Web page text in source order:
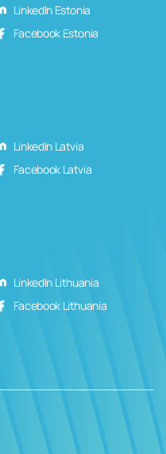
LinkedIn Estonia
Facebook Estonia
LinkedIn Latvia
Facebook Latvia
LinkedIn Lithuania
Facebook Lithuania